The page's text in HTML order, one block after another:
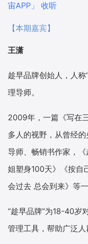
入驻有赞
认证服务商
有赞云
宙APP」 收听
【本期嘉宾】
王潇
趁早品牌创始人，人
理导师。
2009年，一篇《写在
多人的视野，从曾经
导师、畅销书作家，
姐塑身100天》《按自
会过去 总会到来》等
“趁早品牌”为18-40岁
管理工具，帮助广泛人